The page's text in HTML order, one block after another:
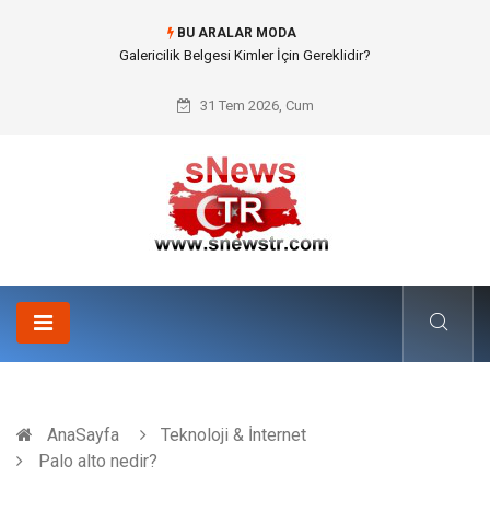
BU ARALAR MODA
Doküman Yönetimi ile Kurumsal Hafızanın Dijitalleşmesi
31 Tem 2026, Cum
AnaSayfa
Teknoloji & İnternet
Palo alto nedir?